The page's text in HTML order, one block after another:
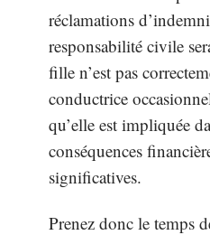
réclamations
responsabilité civile
fille n’est pas
conductrice
qu’elle est impliquée
conséquences
significatives.
Prenez donc le temps